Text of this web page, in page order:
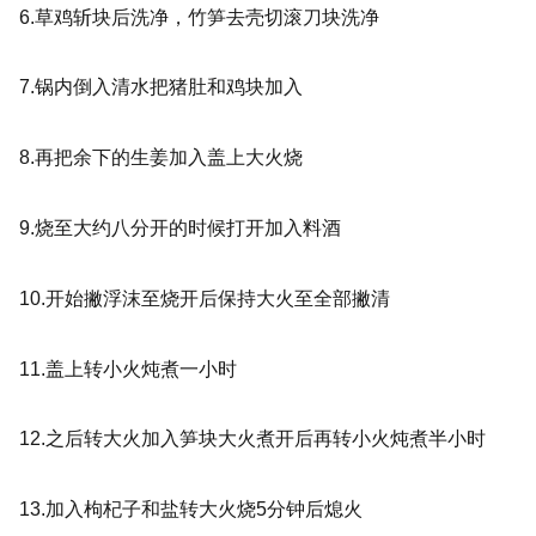
6.草鸡斩块后洗净，竹笋去壳切滚刀块洗净
7.锅内倒入清水把猪肚和鸡块加入
8.再把余下的生姜加入盖上大火烧
9.烧至大约八分开的时候打开加入料酒
10.开始撇浮沫至烧开后保持大火至全部撇清
11.盖上转小火炖煮一小时
12.之后转大火加入笋块大火煮开后再转小火炖煮半小时
13.加入枸杞子和盐转大火烧5分钟后熄火